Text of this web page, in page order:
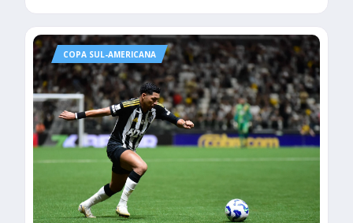
COPA SUL-AMERICANA